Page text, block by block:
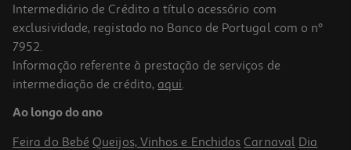
Silicone Pattex Renew Br 80ml
7.99 €/un
Intermediário de Crédito a título acessório com
exclusividade, registado no Banco de Portugal com o nº
7952.
Informação referente à prestação de serviços de
intermediação de crédito, aqui.
Ao longo do ano
Feira do Bebé Queijos, Vinhos e Enchidos Carnaval Dia